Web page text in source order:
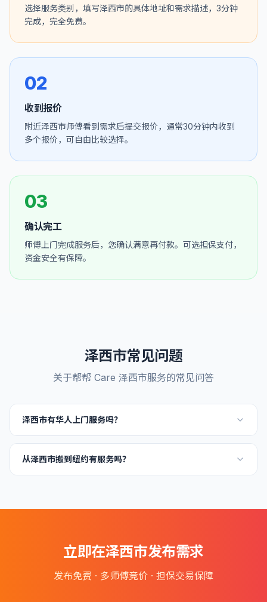
选择服务类别，填写泽西市的具体地址和需求描述，3分钟
完成，完全免费。
02
收到报价
附近泽西市师傅看到需求后提交报价，通常30分钟内收到
多个报价，可自由比较选择。
03
确认完工
师傅上门完成服务后，您确认满意再付款。可选担保支付，
资金安全有保障。
泽西市常见问题
关于帮帮 Care 泽西市服务的常见问答
泽西市有华人上门服务吗？
从泽西市搬到纽约有服务吗？
立即在泽西市发布需求
发布免费 · 多师傅竞价 · 担保交易保障